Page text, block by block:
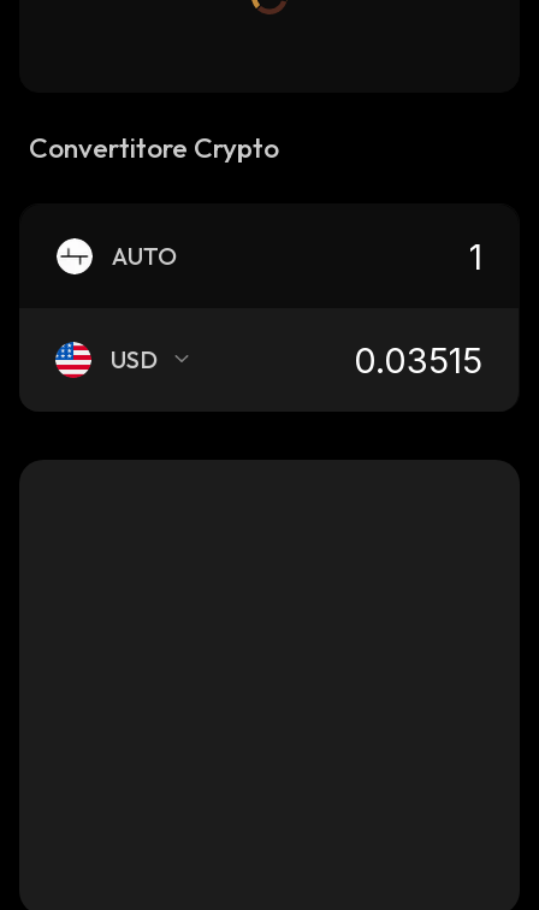
Convertitore Crypto
AUTO
USD